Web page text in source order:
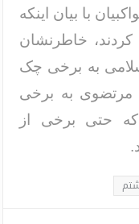
با بیان اینکه
خاطرنشان
به برخی چک
مرتضوی به برخی
که حتی برخی از